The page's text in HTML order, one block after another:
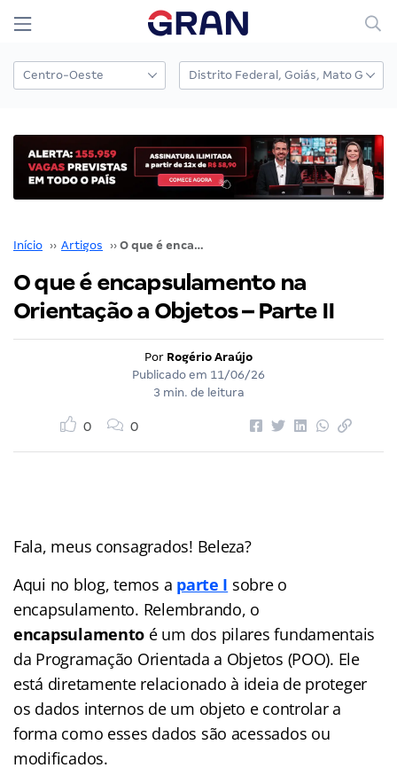
Início ›› Artigos ›› O que é encapsulamento na Orientação a Objetos – Parte II
O que é encapsulamento na
Orientação a Objetos – Parte II
Por Rogério Araújo
Publicado em 11/06/26
3 min. de leitura
0 0
Fala, meus consagrados! Beleza?
Aqui no blog, temos a parte I sobre o
encapsulamento. Relembrando, o
encapsulamento é um dos pilares fundamentais
da Programação Orientada a Objetos (POO). Ele
está diretamente relacionado à ideia de proteger
os dados internos de um objeto e controlar a
forma como esses dados são acessados ou
modificados.